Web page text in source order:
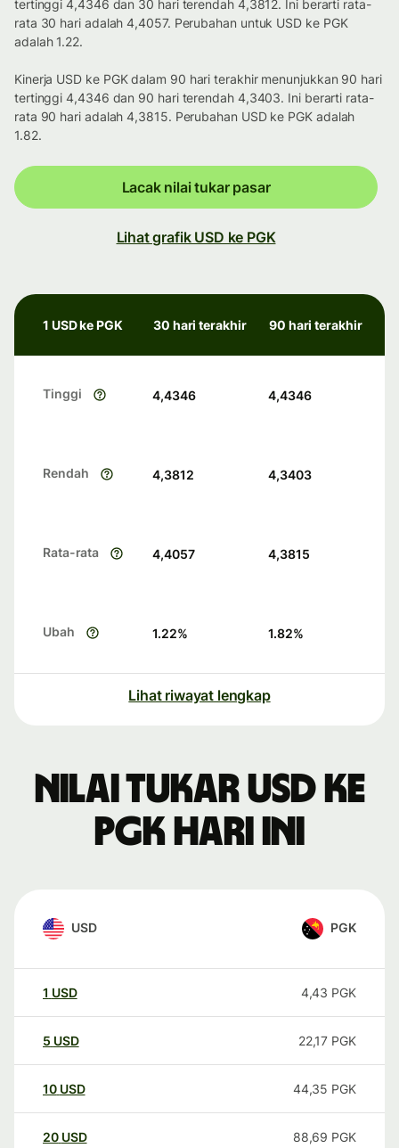
tertinggi 4,4346 dan 30 hari terendah 4,3812. Ini berarti rata-
rata 30 hari adalah 4,4057. Perubahan untuk USD ke PGK
adalah 1.22.
Kinerja USD ke PGK dalam 90 hari terakhir menunjukkan 90 hari
tertinggi 4,4346 dan 90 hari terendah 4,3403. Ini berarti rata-
rata 90 hari adalah 4,3815. Perubahan USD ke PGK adalah
1.82.
Lacak nilai tukar pasar
Lihat grafik USD ke PGK
1 USD ke PGK 30 hari terakhir 90 hari terakhir
Tinggi 4,4346 4,4346
Rendah 4,3812 4,3403
Rata-rata 4,4057 4,3815
Ubah 1.22% 1.82%
Lihat riwayat lengkap
Nilai tukar USD ke
PGK hari ini
USD PGK
1 USD 4,43 PGK
5 USD 22,17 PGK
10 USD 44,35 PGK
20 USD 88,69 PGK